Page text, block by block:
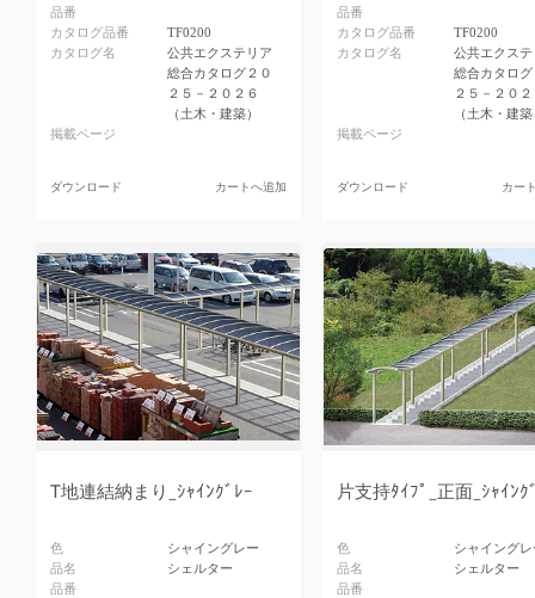
品番
カタログ品番
TF0200
カタログ名
公共エクステリア
総合カタログ２０
２５－２０２６
（土木・建築）
掲載ページ
ダウンロード カートへ追加
品番
カタログ品番
TF0200
カタログ名
公共エクス
総合カタロ
２５－２０
（土木・建
掲載ページ
ダウンロード カー
T地連結納まり_ｼｬｲﾝｸﾞﾚｰ
色
シャイングレー
品名
シェルター
品番
片支持ﾀｲﾌﾟ_正面_ｼｬｲﾝｸ
色
シャイング
品名
シェルター
品番